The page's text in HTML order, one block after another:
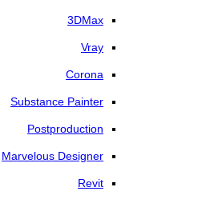
3DMax
Vray
Corona
Substance Painter
Postproduction
Marvelous Designer
Revit